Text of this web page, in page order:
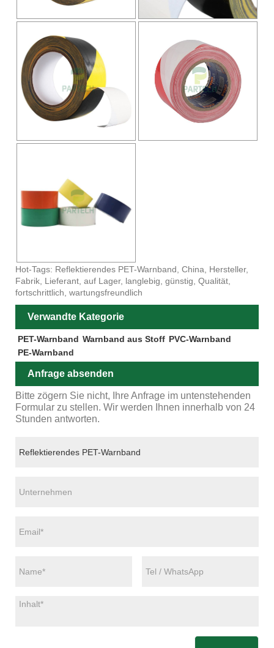
Hot-Tags: Reflektierendes PET-Warnband, China, Hersteller,
Fabrik, Lieferant, auf Lager, langlebig, günstig, Qualität,
fortschrittlich, wartungsfreundlich
Verwandte Kategorie
PET-Warnband Warnband aus Stoff PVC-Warnband
PE-Warnband
Anfrage absenden
Bitte zögern Sie nicht, Ihre Anfrage im untenstehenden
Formular zu stellen. Wir werden Ihnen innerhalb von 24
Stunden antworten.